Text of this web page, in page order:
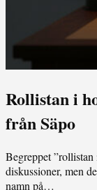
Rollistan i
från Säpo
Begreppet
diskussioner, men
namn på…